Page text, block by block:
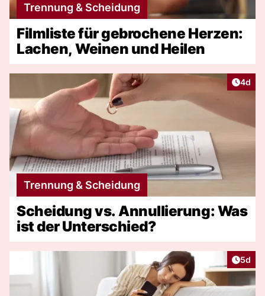
Trennung & Scheidung
Filmliste für gebrochene Herzen:
Lachen, Weinen und Heilen
4d
Trennung & Scheidung
Scheidung vs. Annullierung: Was
ist der Unterschied?
5d